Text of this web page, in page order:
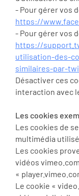
- Pour gérer vos
https://
- Pour gérer vos
https://
utilisation-des-
similaires-par-
Désactiver ces
interaction avec
Les cookies
Les cookies de
multimédia
Les cookies
vidéos
«
Le cookie «